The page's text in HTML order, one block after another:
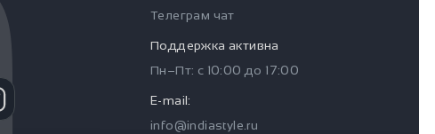
Телеграм чат
Поддержка активна
Пн–Пт: с 10:00 до 17:00
E-mail:
info@indiastyle.ru